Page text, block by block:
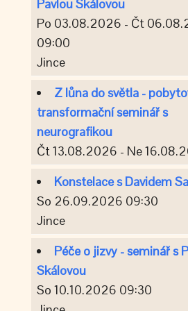
Pavlou Skálovou
Po 03.08.2026 - Čt
09:00
Jince
Z lůna do světla -
transformační seminář s
neurografikou
Čt 13.08.2026 - Ne
Konstelace s Davidem
So 26.09.2026 09:30
Jince
Péče o jizvy - seminář s
Skálovou
So 10.10.2026 09:30